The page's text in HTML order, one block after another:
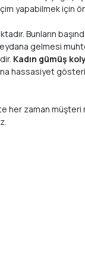
yapabilmek için
Bunların
gelmesi
Kadın gümüş
hassasiyet
her zaman